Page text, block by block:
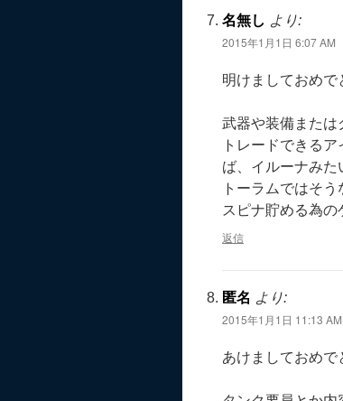
名無し より:
2015年1月1日 6:07 AM
明けましておめで
武器や装備または
トレードできる
ば、イルーナみた
トーラムではそ
スピナ貯める為
返信
匿名 より:
2015年1月1日 11:13 AM
あけましておめで